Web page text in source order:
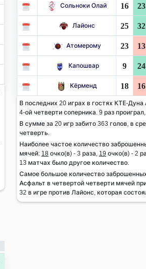
Сольноки Олай 16 23
Лайонс 25 32
Атомерому 23 13
Капошвар 9 24
Кёрменд 18 16
В последних 20 играх в гостях КТЕ-
4-ой четверти соперника. 9 раз
В сумме за 20 игр забито 363 голов, в
четверть.
Наиболее частое количество
мячей: 18 очко(в) - 3 раза, 19 очко(в) - 2
13 матчах было другое количество.
Самое большое количество
Асфальт в четвертой четверти мячей
32 в игре против Лайонс, которая